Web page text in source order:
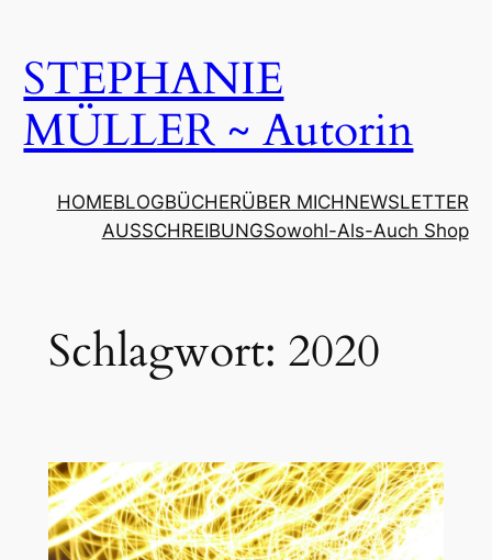
springen
STEPHANIE
MÜLLER ~ Autorin
HOMEBLOGBÜCHERÜBER MICHNEWSLETTER
AUSSCHREIBUNGSowohl-Als-Auch Shop
Schlagwort: 2020